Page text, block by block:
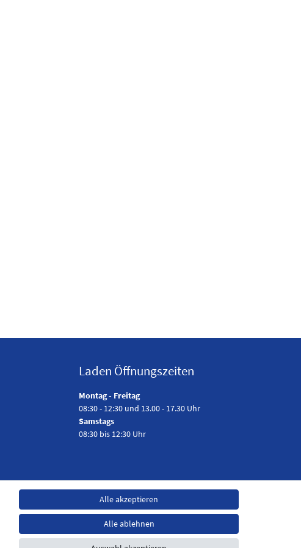
Laden Öffnungszeiten
Montag - Freitag
08:30 - 12:30 und 13.00 - 17.30 Uhr
Samstags
08:30 bis 12:30 Uhr
Alle akzeptieren
Alle ablehnen